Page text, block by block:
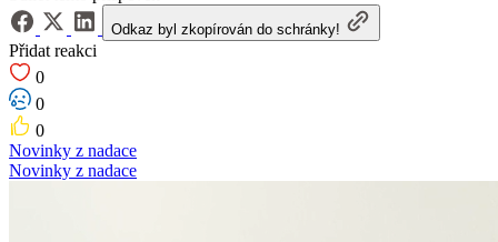
Odkaz byl zkopírován do schránky!
Přidat reakci
0
0
0
Novinky z nadace
Novinky z nadace